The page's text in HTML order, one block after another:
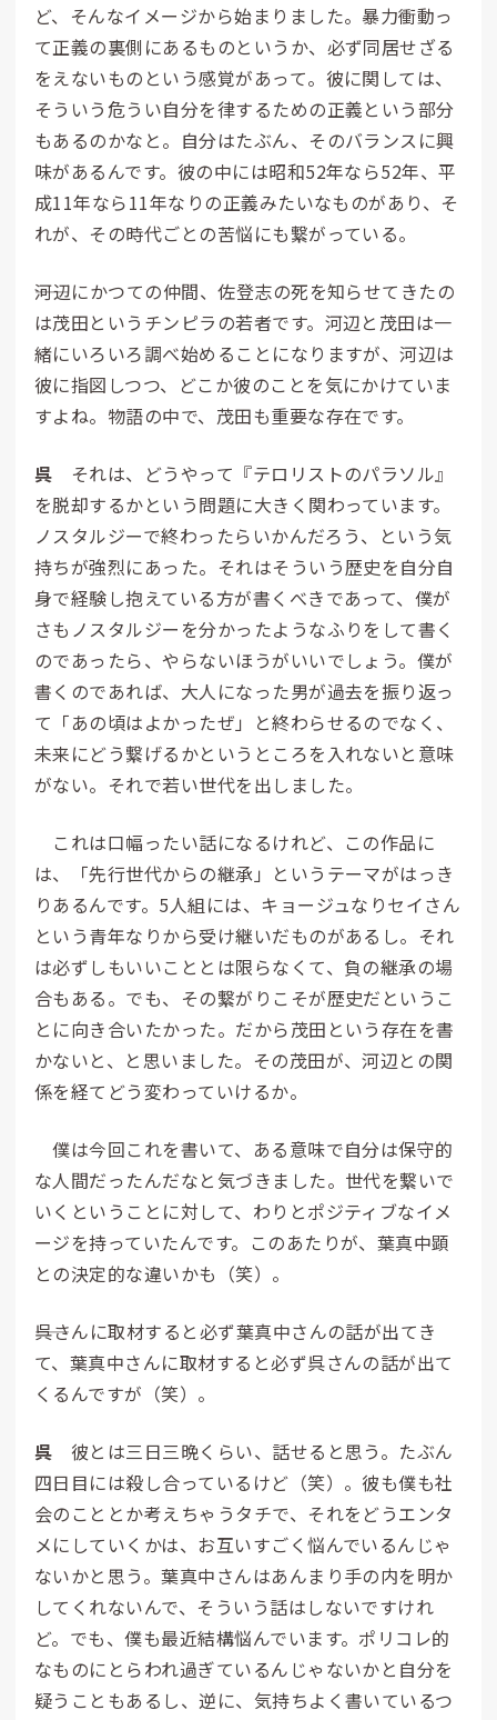
ど、そんなイメージから始まりました。暴力衝動っ
て正義の裏側にあるものというか、必ず同居せざる
をえないものという感覚があって。彼に関しては、
そういう危うい自分を律するための正義という部分
もあるのかなと。自分はたぶん、そのバランスに興
味があるんです。彼の中には昭和52年なら52年、平
成11年なら11年なりの正義みたいなものがあり、そ
れが、その時代ごとの苦悩にも繋がっている。
――河辺にかつての仲間、佐登志の死を知らせてきたの
は茂田というチンピラの若者です。河辺と茂田は一
緒にいろいろ調べ始めることになりますが、河辺は
彼に指図しつつ、どこか彼のことを気にかけていま
すよね。物語の中で、茂田も重要な存在です。
呉 それは、どうやって『テロリストのパラソル』
を脱却するかという問題に大きく関わっています。
ノスタルジーで終わったらいかんだろう、という気
持ちが強烈にあった。それはそういう歴史を自分自
身で経験し抱えている方が書くべきであって、僕が
さもノスタルジーを分かったようなふりをして書く
のであったら、やらないほうがいいでしょう。僕が
書くのであれば、大人になった男が過去を振り返っ
て「あの頃はよかったぜ」と終わらせるのでなく、
未来にどう繋げるかというところを入れないと意味
がない。それで若い世代を出しました。
これは口幅ったい話になるけれど、この作品に
は、「先行世代からの継承」というテーマがはっき
りあるんです。5人組には、キョージュなりセイさん
という青年なりから受け継いだものがあるし。それ
は必ずしもいいこととは限らなくて、負の継承の場
合もある。でも、その繋がりこそが歴史だというこ
とに向き合いたかった。だから茂田という存在を書
かないと、と思いました。その茂田が、河辺との関
係を経てどう変わっていけるか。
僕は今回これを書いて、ある意味で自分は保守的
な人間だったんだなと気づきました。世代を繋いで
いくということに対して、わりとポジティブなイメ
ージを持っていたんです。このあたりが、葉真中顕
との決定的な違いかも（笑）。
――呉さんに取材すると必ず葉真中さんの話が出てき
て、葉真中さんに取材すると必ず呉さんの話が出て
くるんですが（笑）。
呉 彼とは三日三晩くらい、話せると思う。たぶん
四日目には殺し合っているけど（笑）。彼も僕も社
会のこととか考えちゃうタチで、それをどうエンタ
メにしていくかは、お互いすごく悩んでいるんじゃ
ないかと思う。葉真中さんはあんまり手の内を明か
してくれないんで、そういう話はしないですけれ
ど。でも、僕も最近結構悩んでいます。ポリコレ的
なものにとらわれ過ぎているんじゃないかと自分を
疑うこともあるし、逆に、気持ちよく書いているつ